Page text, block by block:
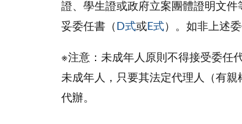
證、學生證或政府立案團體證明文
妥委任書（ D式或E式）。如非上述
※注意：未成年人原則不得接受委任
未成年人，只要其法定代理人（有
代辦。